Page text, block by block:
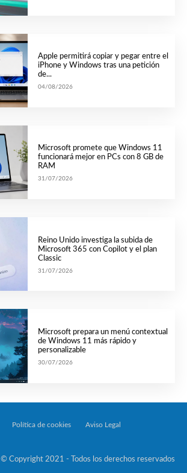
Apple permitirá copiar y pegar entre el
iPhone y Windows tras una petición
de...
04/08/2026
Microsoft promete que Windows 11
funcionará mejor en PCs con 8 GB de
RAM
31/07/2026
Reino Unido investiga la subida de
Microsoft 365 con Copilot y el plan
Classic
31/07/2026
Microsoft prepara un menú contextual
de Windows 11 más rápido y
personalizable
30/07/2026
Política de cookies Aviso Legal
© Copyright 2021 - Todos los derechos reservados